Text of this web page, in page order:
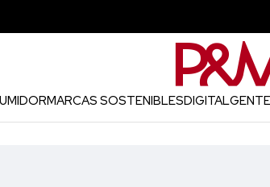
MARCAS SOSTENIBLESDIGITALGENTE